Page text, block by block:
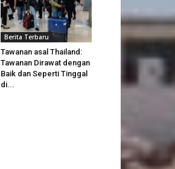
Berita Terbaru
Tawanan asal Thailand:
Tawanan Dirawat dengan
Baik dan Seperti Tinggal
di...